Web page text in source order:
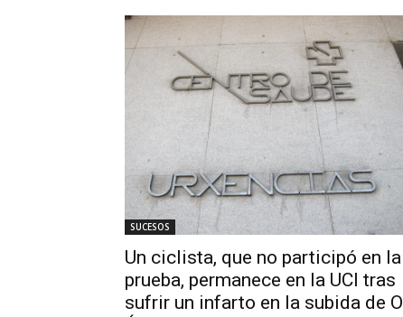
SUCESOS
Un ciclista, que no participó en la
prueba, permanece en la UCI tras
sufrir un infarto en la subida de O